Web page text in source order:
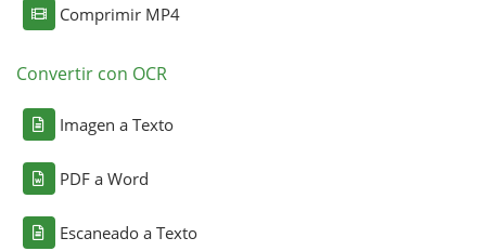
Comprimir MP4
Convertir con OCR
Imagen a Texto
PDF a Word
Escaneado a Texto